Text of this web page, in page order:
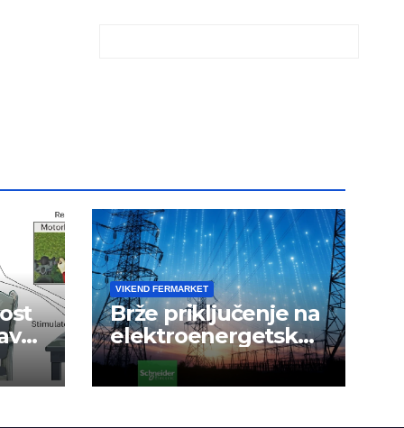
VIKEND FERMARKET
Brže priključenje na
elektroenergetsku
mrežu